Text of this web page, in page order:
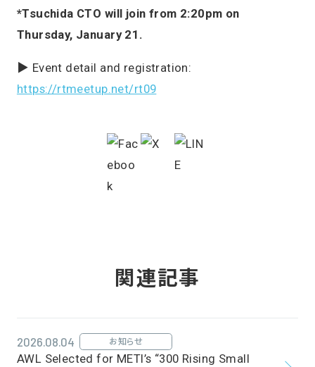
*Tsuchida CTO will join from 2:20pm on
Thursday, January 21.
▶ Event detail and registration:
https://rtmeetup.net/rt09
関連記事
2026.08.04 お知らせ
AWL Selected for METI’s “300 Rising Small